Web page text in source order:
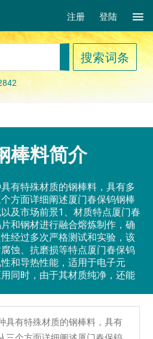
注册 登陆
棒料简介
有特殊材质的钢棒料，具有多
方面详细阐述厦门春保钨钢棒
及市场前景1、材质特点厦门春
和钢材进行融合熔炼制作，确
经过多次严格测试和实验，该
蚀、抗磨损等特点厦门春保钨
和导热性能，适用于电子元
同时，由于其材质纯净，还能
具有特殊材质的钢棒料，具有